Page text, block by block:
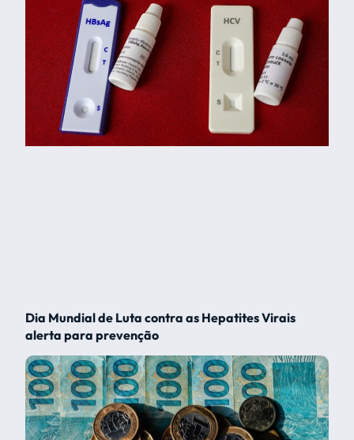
Dia Mundial de Luta contra as Hepatites Virais
alerta para prevenção